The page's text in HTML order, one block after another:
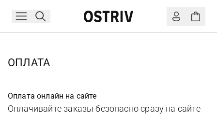
ОПЛАТА
Оплата онлайн на сайте
Оплачивайте заказы безопасно сразу на сайте